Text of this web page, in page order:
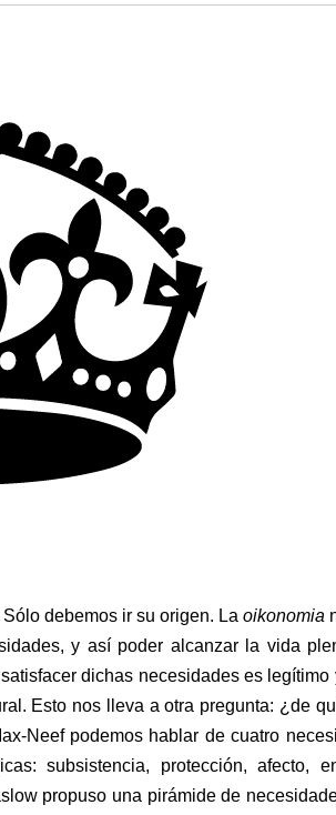
debemos ir su origen. Laoikonomia
y así poder alcanzar la vida
dichas necesidades es
Esto nos lleva a otra pregunta: ¿de
Neefpodemos hablar de cuatro
subsistencia, protección, afecto,
propuso una pirámide de